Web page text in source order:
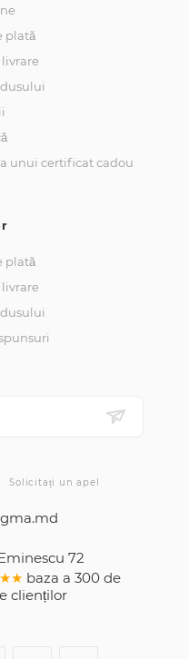
plată
unui certificat cadou
plată
Solicitați un apel
72
baza a 300 de
clienților